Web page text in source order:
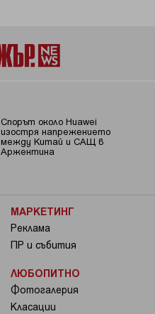
Спорът около Huawei
изостря напрежението
между Китай и САЩ в
Аржентина
МАРКЕТИНГ
Реклама
ПР и събития
ЛЮБОПИТНО
Фотогалерия
Класации